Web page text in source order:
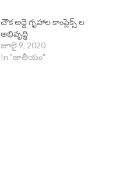
చౌక అద్దె గృహాల కాంప్లెక్స్ ల
అభివృద్ధి
జూలై 9, 2020
In "జాతీయం"